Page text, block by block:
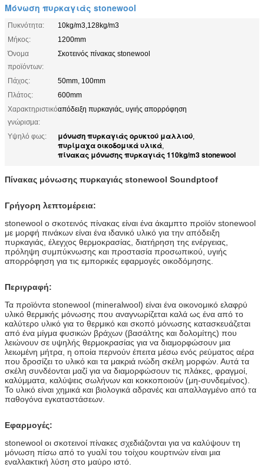
Μόνωση πυρκαγιάς stonewool
Πυκνότητα:
10kg/m3,128kg/m3
Μήκος:
1200mm
Όνομα
προϊόντων:
Σκοτεινός πίνακας stonewool
Πάχος:
50mm, 100mm
Πλάτος:
600mm
Χαρακτηριστικό
γνώρισμα:
απόδειξη πυρκαγιάς, υγιής απορρόφηση
Υψηλό φως: μόνωση πυρκαγιάς ορυκτού μαλλιού,
πυρίμαχα οικοδομικά υλικά,
πίνακας μόνωσης πυρκαγιάς 110kg/m3 stonewool
Πίνακας μόνωσης πυρκαγιάς stonewool Soundptoof
Γρήγορη λεπτομέρεια:
stonewool ο σκοτεινός πίνακας είναι ένα άκαμπτο προϊόν stonewool
με μορφή πινάκων είναι ένα ιδανικό υλικό για την απόδειξη
πυρκαγιάς, έλεγχος θερμοκρασίας, διατήρηση της ενέργειας,
πρόληψη συμπύκνωσης και προστασία προσωπικού, υγιής
απορρόφηση για τις εμπορικές εφαρμογές οικοδόμησης.
Περιγραφή:
Τα προϊόντα stonewool (mineralwool) είναι ένα οικονομικό ελαφρύ
υλικό θερμικής μόνωσης που αναγνωρίζεται καλά ως ένα από το
καλύτερο υλικό για το θερμικό και σκοπό μόνωσης κατασκευάζεται
από ένα μίγμα φυσικών βράχων (βασάλτης και δολομίτης) που
λειώνουν σε υψηλής θερμοκρασίας για να διαμορφώσουν μια
λειωμένη μήτρα, η οποία περνούν έπειτα μέσω ενός ρεύματος αέρα
που δροσίζει το υλικό και τα μακριά ινώδη σκέλη μορφών. Αυτά τα
σκέλη συνδέονται μαζί για να διαμορφώσουν τις πλάκες, φραγμοί,
καλύμματα, καλύψεις σωλήνων και κοκκοποιούν (μη-συνδεμένος).
Το υλικό είναι χημικά και βιολογικά αδρανές και απαλλαγμένο από τα
παθογόνα εγκαταστάσεων.
Εφαρμογές:
stonewool οι σκοτεινοί πίνακες σχεδιάζονται για να καλύψουν τη
μόνωση πίσω από το γυαλί του τοίχου κουρτινών είναι μια
εναλλακτική λύση στο μαύρο ιστό.